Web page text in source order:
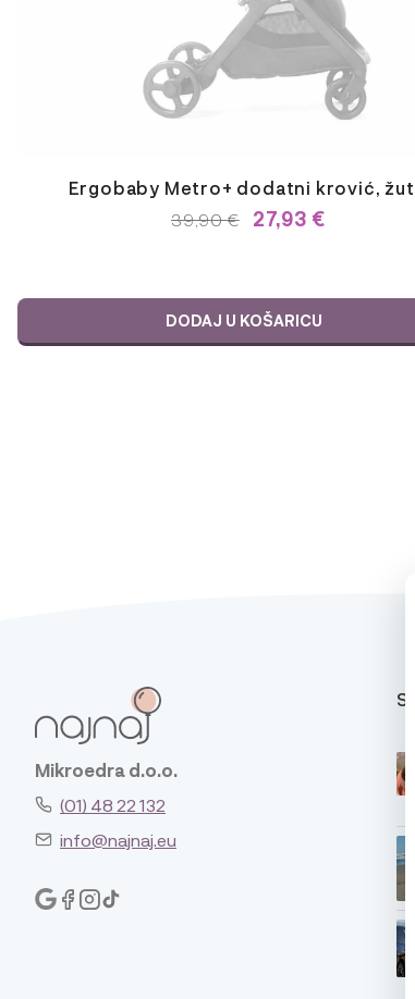
Ergobaby Metro+ dodatni krović,
IZVORNA
39,90 €.
39,90€TRENUTNA
27,93 €
DODAJ U KOŠARICU
Mikroedra d.o.o.
(01) 48 22 132
info@najnaj.eu